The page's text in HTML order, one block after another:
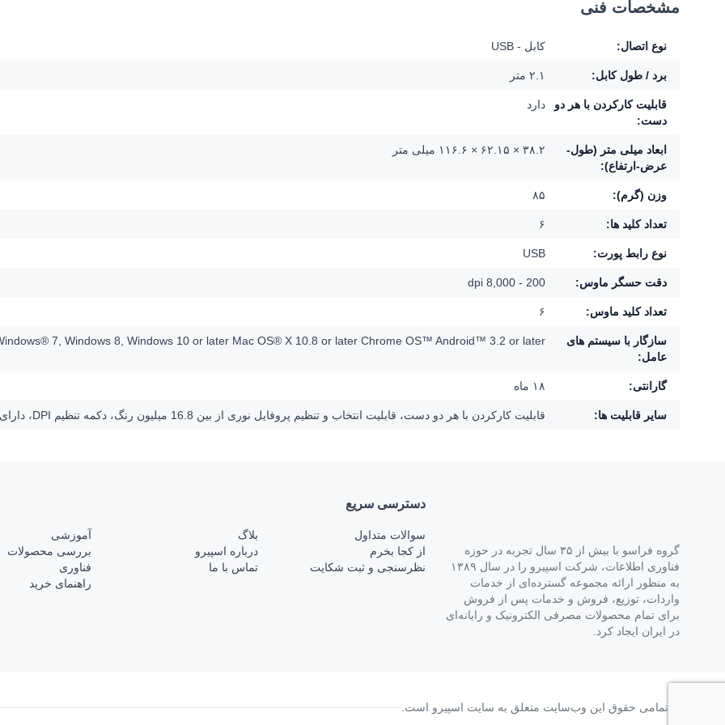
مشخصات فنی
نوع اتصال: کابل - USB
برد / طول کابل: ۲.۱ متر
قابليت کارکردن با هر دو
دست:
دارد
ابعاد میلی متر (طول-
عرض-ارتفاع):
۳۸.۲ × ۶۲.۱۵ × ۱۱۶.۶ میلی متر
وزن (گرم): ۸۵
تعداد کلید ها: ۶
نوع رابط پورت: USB
دقت حسگر ماوس: 200 - 8,000 dpi
تعداد کلید ماوس: ۶
سازگار با سیستم های
عامل:
7, Windows 8, Windows 10 or later Mac OS® X 10.8 or later Chrome OS™ Android™ 3.2 or later
گارانتی: ۱۸ ماه
سایر قابلیت ها: قابليت کارکردن با هر دو دست، قابلیت انتخاب و تنظیم پروفایل نوری از بین 16.8 میلیون رنگ، دکمه تنظیم DPI، دارای دکمه‌های Back و Forward
گروه فراسو با بیش از ۳۵ سال تجربه در حوزه
فناوری اطلاعات، شرکت اسپیرو را در سال ۱۳۸۹
به منظور ارائه مجموعه گسترده‌ای از خدمات
واردات، توزیع، فروش و خدمات پس از فروش
برای تمام محصولات مصرفی الکترونیک و رایانه‌ای
در ایران ایجاد کرد.
دسترسی‌ سریع
سوالات متداول
از کجا بخرم
نظرسنجی و ثبت شکایت
بلاگ
درباره اسپیرو
تماس با ما
آموزشی
بررسی محصولات
فناوری
راهنمای خرید
© تمامی حقوق این وب‌سایت متعلق به سایت اسپیرو است.